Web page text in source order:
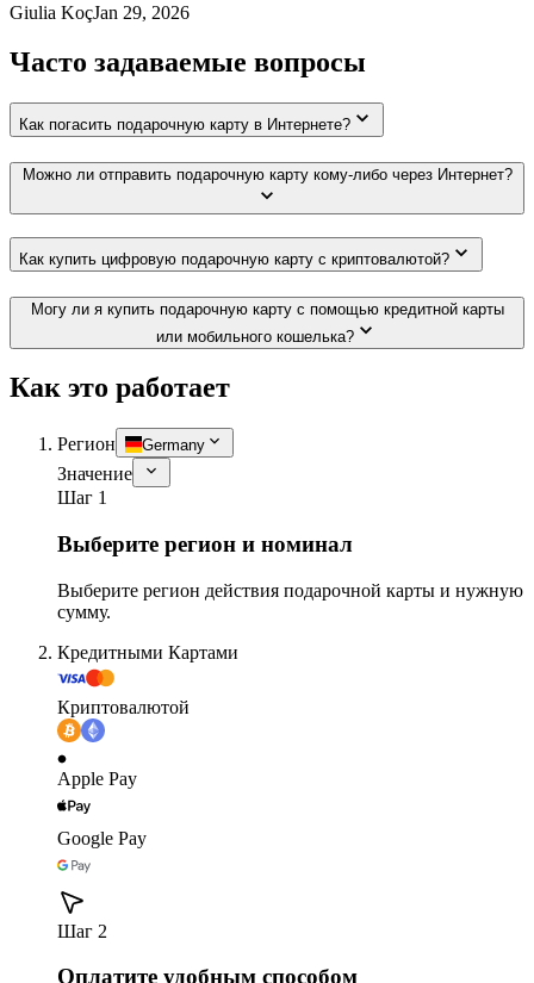
Giulia KoçJan 29, 2026
Часто задаваемые вопросы
Как погасить подарочную карту в Интернете?
Можно ли отправить подарочную карту кому-либо через Интернет?
Как купить цифровую подарочную карту с криптовалютой?
Могу ли я купить подарочную карту с помощью кредитной карты
или мобильного кошелька?
Как это работает
Регион Germany
Значение
Шаг 1
Выберите регион и номинал
Выберите регион действия подарочной карты и нужную
сумму.
Кредитными Картами
Криптовалютой
Apple Pay
Google Pay
Шаг 2
Оплатите удобным способом